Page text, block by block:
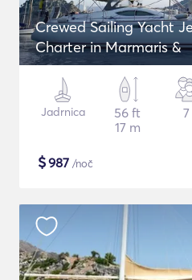
Crewed Sailing Yacht
Charter in Marmaris &
Jadrnica
56 ft
17 m
7
$987 /noč